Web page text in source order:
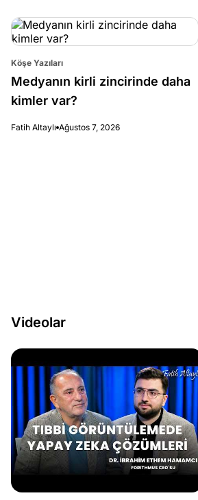
Köşe Yazıları
Medyanın kirli zincirinde daha
kimler var?
Fatih Altaylı Ağustos 7, 2026
Videolar